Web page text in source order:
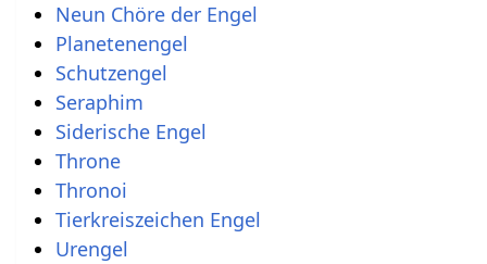
Neun Chöre der Engel
Planetenengel
Schutzengel
Seraphim
Siderische Engel
Throne
Thronoi
Tierkreiszeichen Engel
Urengel